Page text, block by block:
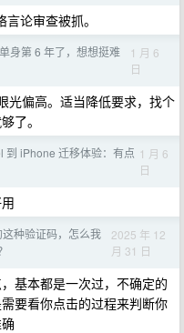
论审查被抓。
身第 6 年了，想想挺难
1 月 6
日
光偏高。适当降低要求，找个
了。
到 iPhone 迁移体验：有点 1 月 6
日
种验证码，怎么我
2025 年 12
月 31 日
基本都是一次过，不确定的
要看你点击的过程来判断你